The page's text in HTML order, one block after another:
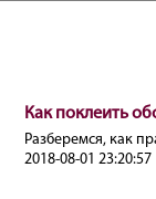
Как поклеить
Разберемся, как
2018-08-01 23:20:57